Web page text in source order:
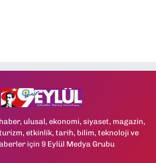
ulusal, ekonomi, siyaset, magazin,
etkinlik, tarih, bilim, teknoloji ve
için 9 Eylül Medya Grubu